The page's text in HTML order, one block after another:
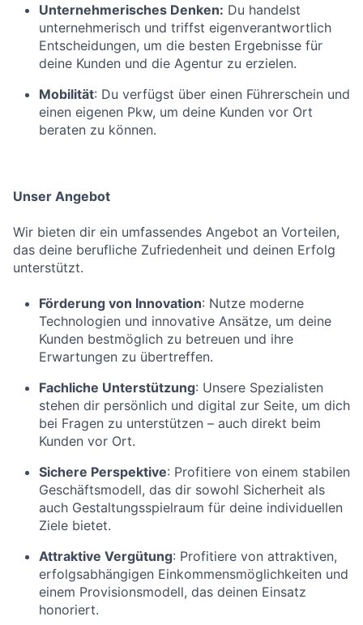
Unternehmerisches Denken: Du handelst
unternehmerisch und triffst eigenverantwortlich
Entscheidungen, um die besten Ergebnisse für
deine Kunden und die Agentur zu erzielen.
Mobilität: Du verfügst über einen Führerschein und
einen eigenen Pkw, um deine Kunden vor Ort
beraten zu können.
Unser Angebot
Wir bieten dir ein umfassendes Angebot an Vorteilen,
das deine berufliche Zufriedenheit und deinen Erfolg
unterstützt.
Förderung von Innovation: Nutze moderne
Technologien und innovative Ansätze, um deine
Kunden bestmöglich zu betreuen und ihre
Erwartungen zu übertreffen.
Fachliche Unterstützung: Unsere Spezialisten
stehen dir persönlich und digital zur Seite, um dich
bei Fragen zu unterstützen – auch direkt beim
Kunden vor Ort.
Sichere Perspektive: Profitiere von einem stabilen
Geschäftsmodell, das dir sowohl Sicherheit als
auch Gestaltungsspielraum für deine individuellen
Ziele bietet.
Attraktive Vergütung: Profitiere von attraktiven,
erfolgsabhängigen Einkommensmöglichkeiten und
einem Provisionsmodell, das deinen Einsatz
honoriert.